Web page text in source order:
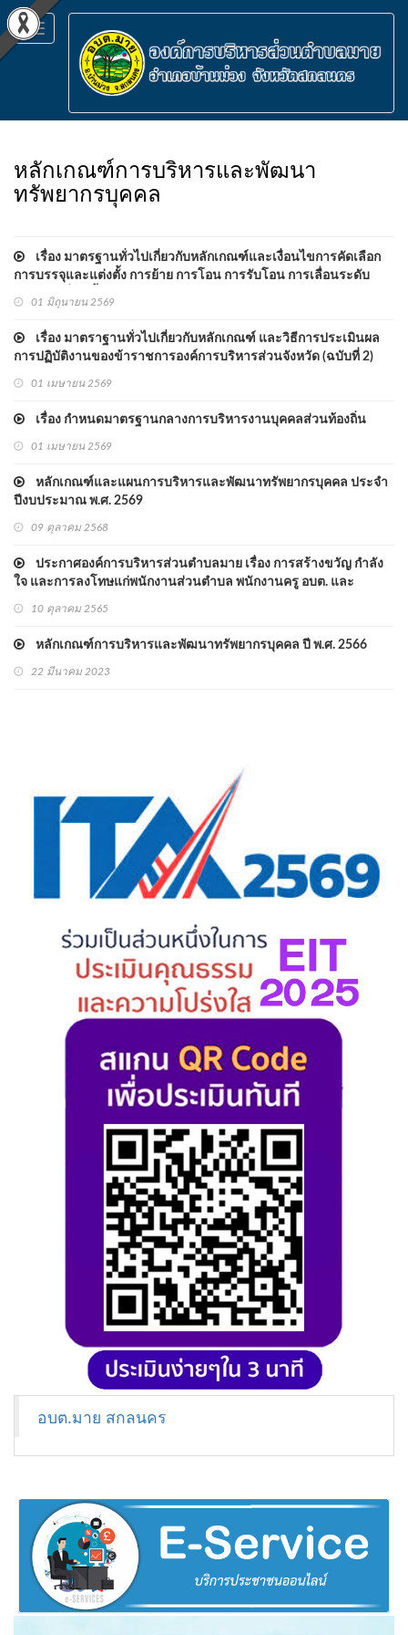
Toggle
navigation
หลักเกณฑ์การบริหารและพัฒนา
ทรัพยากรบุคคล
เรื่อง มาตรฐานทั่วไปเกี่ยวกับหลักเกณฑ์และเงื่อนไขการคัดเลือก
การบรรจุและแต่งตั้ง การย้าย การโอน การรับโอน การเลื่อนระดับ
01 มิถุนายน 2569
เรื่อง มาตราฐานทั่วไปเกี่ยวกับหลักเกณฑ์ และวิธีการประเมินผล
การปฏิบัติงานของข้าราชการองค์การบริหารส่วนจังหวัด (ฉบับที่ 2)
01 เมษายน 2569
เรื่อง กำหนดมาตรฐานกลางการบริหารงานบุคคลส่วนท้องถิ่น
01 เมษายน 2569
หลักเกณฑ์และแผนการบริหารและพัฒนาทรัพยากรบุคคล ประจำ
ปีงบประมาณ พ.ศ. 2569
09 ตุลาคม 2568
ประกาศองค์การบริหารส่วนตำบลมาย เรื่อง การสร้างขวัญ กำลัง
ใจ และการลงโทษแก่พนักงานส่วนตำบล พนักงานครู อบต. และ
ปีงบประมาณ พ.ศ. 2566
10 ตุลาคม 2565
หลักเกณฑ์การบริหารและพัฒนาทรัพยากรบุคคล ปี พ.ศ. 2566
22 มีนาคม 2023
อบต.มาย สกลนคร